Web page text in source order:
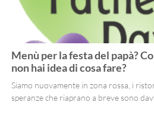
Menù per la festa del papà?
non hai idea di cosa fare?
Siamo nuovamente in zona rossa, i
speranze che riaprano a breve sono